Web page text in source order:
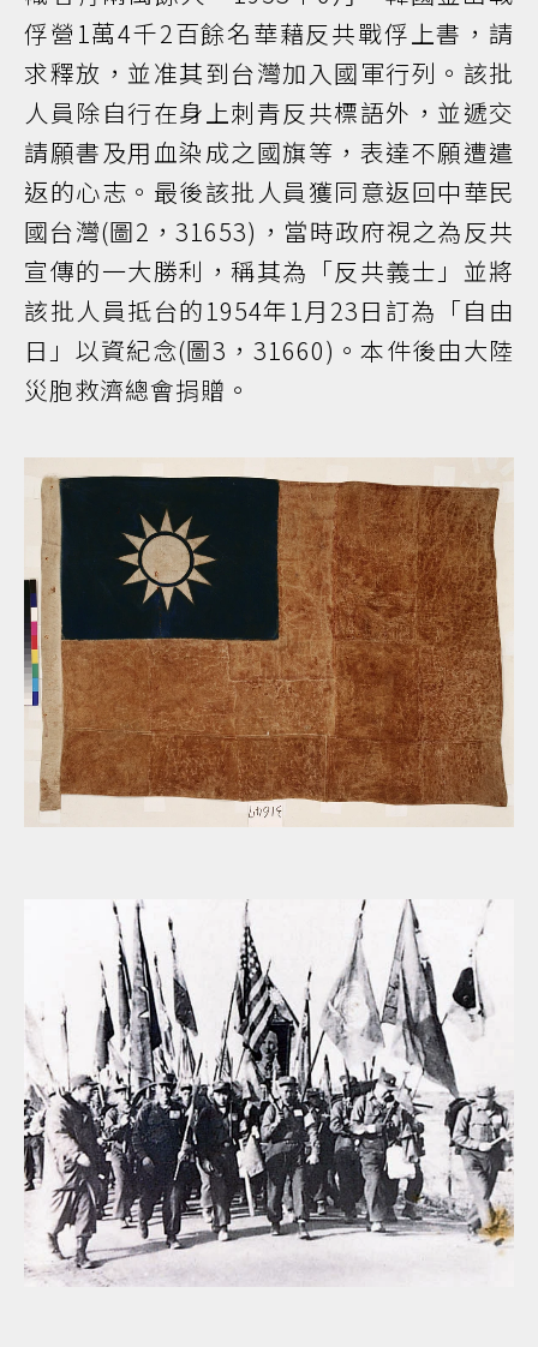
俘營1萬4千2百餘名華藉反共戰俘上書，請
求釋放，並准其到台灣加入國軍行列。該批
人員除自行在身上刺青反共標語外，並遞交
請願書及用血染成之國旗等，表達不願遭遣
返的心志。最後該批人員獲同意返回中華民
國台灣(圖2，31653)，當時政府視之為反共
宣傳的一大勝利，稱其為「反共義士」並將
該批人員抵台的1954年1月23日訂為「自由
日」以資紀念(圖3，31660)。本件後由大陸
災胞救濟總會捐贈。